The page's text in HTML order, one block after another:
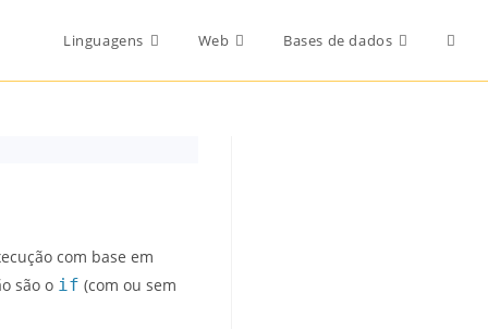
Linguagens Web Bases de dados
com base em
são o if (com ou sem